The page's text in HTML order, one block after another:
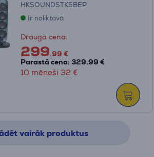
HKSOUNDSTK5BEP
Ir noliktavā
Drauga cena:
299.99 €
Parastā cena: 329.99 €
10 mēneši 32 €
vairāk produktus